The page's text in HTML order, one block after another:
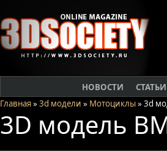
НОВОСТИ СТАТЬИ
Главная» 3d модели » Мотоциклы» 3d
3D модель